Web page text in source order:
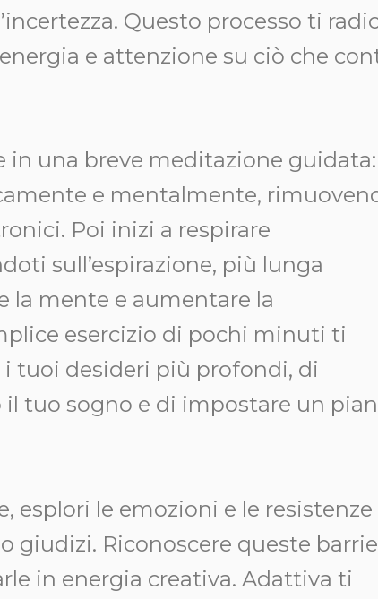
Questo processo ti
e attenzione su ciò che
in una breve meditazione guidata:
e mentalmente,
Poi inizi a respirare
sull’espirazione, più lunga
la mente e aumentare la
esercizio di pochi minuti ti
tuoi desideri più profondi, di
il tuo sogno e di impostare un
esplori le emozioni e le resistenze
giudizi. Riconoscere queste
in energia creativa. Adattiva ti